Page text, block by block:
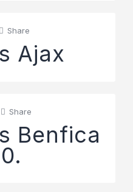
Share
Ajax
Share
Benfica